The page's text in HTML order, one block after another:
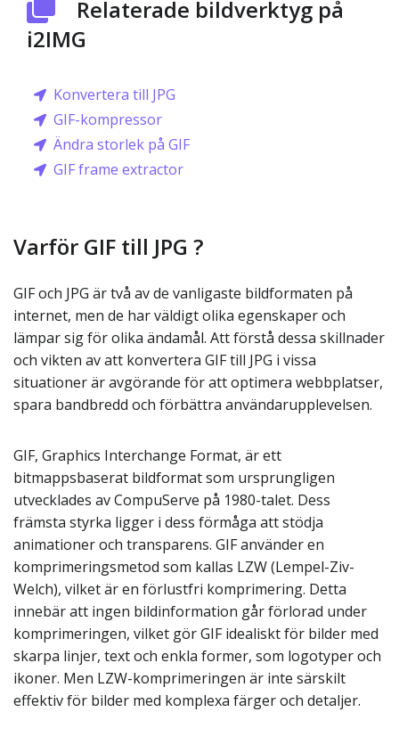
Relaterade bildverktyg på
i2IMG
Konvertera till JPG
GIF-kompressor
Ändra storlek på GIF
GIF frame extractor
Varför GIF till JPG ?
GIF och JPG är två av de vanligaste bildformaten på
internet, men de har väldigt olika egenskaper och
lämpar sig för olika ändamål. Att förstå dessa skillnader
och vikten av att konvertera GIF till JPG i vissa
situationer är avgörande för att optimera webbplatser,
spara bandbredd och förbättra användarupplevelsen.
GIF, Graphics Interchange Format, är ett
bitmappsbaserat bildformat som ursprungligen
utvecklades av CompuServe på 1980-talet. Dess
främsta styrka ligger i dess förmåga att stödja
animationer och transparens. GIF använder en
komprimeringsmetod som kallas LZW (Lempel-Ziv-
Welch), vilket är en förlustfri komprimering. Detta
innebär att ingen bildinformation går förlorad under
komprimeringen, vilket gör GIF idealiskt för bilder med
skarpa linjer, text och enkla former, som logotyper och
ikoner. Men LZW-komprimeringen är inte särskilt
effektiv för bilder med komplexa färger och detaljer.